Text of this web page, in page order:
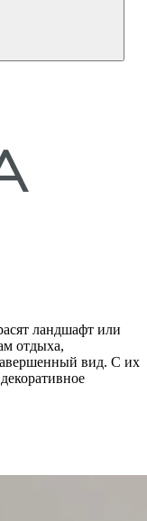
ландшафт или
отдыха,
вид. С их